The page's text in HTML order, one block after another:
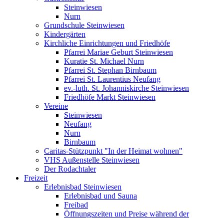
Steinwiesen
Nurn
Grundschule Steinwiesen
Kindergärten
Kirchliche Einrichtungen und Friedhöfe
Pfarrei Mariae Geburt Steinwiesen
Kuratie St. Michael Nurn
Pfarrei St. Stephan Birnbaum
Pfarrei St. Laurentius Neufang
ev.-luth. St. Johanniskirche Steinwiesen
Friedhöfe Markt Steinwiesen
Vereine
Steinwiesen
Neufang
Nurn
Birnbaum
Caritas-Stützpunkt "In der Heimat wohnen"
VHS Außenstelle Steinwiesen
Der Rodachtaler
Freizeit
Erlebnisbad Steinwiesen
Erlebnisbad und Sauna
Freibad
Öffnungszeiten und Preise während der